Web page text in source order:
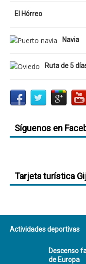
El Hórreo
Navia
Ruta de 5
Síguenos en
Tarjeta turística
Actividades deportivas
Descenso
de Europa